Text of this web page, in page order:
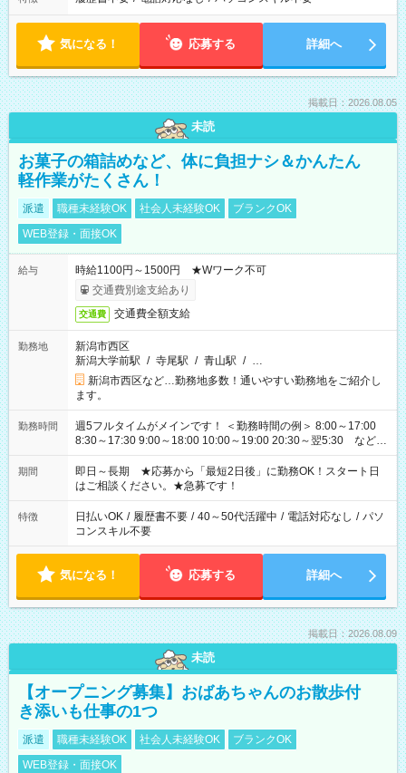
気になる！ 応募する 詳細へ
掲載日：2026.08.05
未読
お菓子の箱詰めなど、体に負担ナシ＆かんたん
軽作業がたくさん！
派遣 職種未経験OK 社会人未経験OK
ブランクOK
WEB登録・面接OK
給与
時給1100円～1500円 ★Wワーク不可
交通費別途支給あり
交通費 交通費全額支給
勤務地
新潟市西区
新潟大学前駅 / 寺尾駅 / 青山駅 / …
新潟市西区など…勤務地多数！通いやすい勤務地をご紹介し
ます。
勤務時間
週5フルタイムがメインです！ ＜勤務時間の例＞ 8:00～17:00
8:30～17:30 9:00～18:00 10:00～19:00 20:30～翌5:30 など ★
その他にも勤務時間多数！ 日勤のみ、残業なし、交替制など
ご希望を教えてください！
期間
即日～長期 ★応募から「最短2日後」に勤務OK！スタート日
はご相談ください。★急募です！
特徴 日払いOK / 履歴書不要 / 40～50代活躍中 / 電話対応なし / パソ
コンスキル不要
気になる！ 応募する 詳細へ
掲載日：2026.08.09
未読
【オープニング募集】おばあちゃんのお散歩付
き添いも仕事の1つ
派遣 職種未経験OK 社会人未経験OK
ブランクOK
WEB登録・面接OK